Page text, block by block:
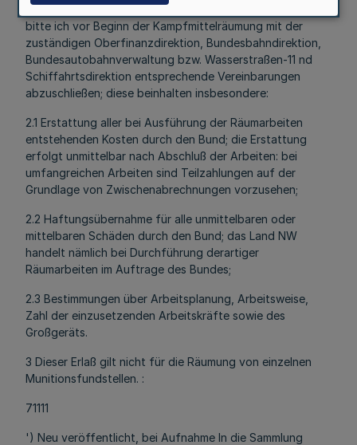
2 Soweit die Ausgaben den Landeshaushalt berühren,
bitte ich vor Beginn der Kampfmittelräumung mit der
zuständigen Oberfinanzdirektion, Bundesbahndirektion,
Bundesautobahnverwaltung bzw. Wasserstraßen-11 nd
Schiffahrtsdirektion entsprechende Vereinbarungen
abzuschließen; diese beinhalten insbesondere:
2.1 Erstattung aller bei Ausführung der Räumarbeiten
entstehenden Kosten durch den Bund; die Erstattung
erfolgt unmittelbar nach Abschluß der Arbeiten: bei
umfangreichen Arbeiten sind Teilzahlungen auf der
Grundlage von Zwischenabrechnungen vorzusehen;
2.2 Haftungsübernahme für alle unmittelbaren oder
mittelbaren Schäden durch den Bund; das Land NW
handelt nämlich bei Durchführung derartiger
Räumarbeiten im Auftrage des Bundes;
2.3 Bestimmungen über Arbeitsplanung, Arbeitsweise,
Zahl der einzusetzenden Arbeitskräfte sowie des
Großgeräts.
3 Dieser Erlaß gilt nicht für die Räumung von einzelnen
Munitionsfundstellen. :
71111
') Neu veröffentlicht, bei Aufnahme In die Sammlung